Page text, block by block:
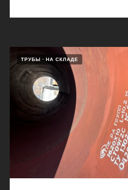
ТРУБЫ НА СКЛАДЕ